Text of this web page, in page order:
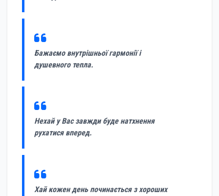
Бажаємо внутрішньої гармонії і
душевного тепла.
Нехай у Вас завжди буде натхнення
рухатися вперед.
Хай кожен день починається з хороших